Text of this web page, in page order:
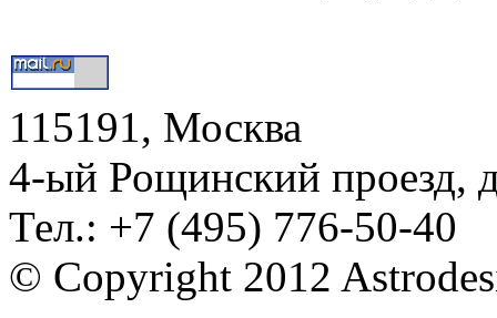
115191, Москва
4-ый Рощинский проезд,
Тел.: +7 (495) 776-50-40
© Copyright 2012